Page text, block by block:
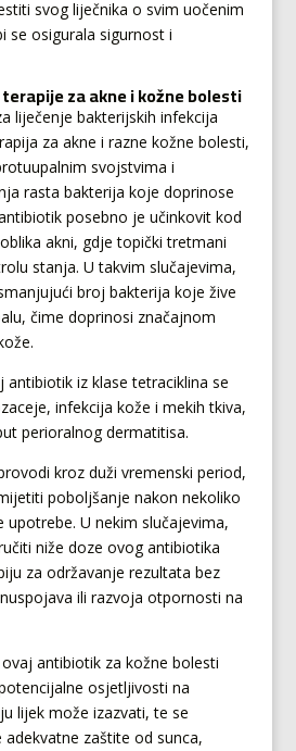
svog liječnika o svim uočenim
se osigurala sigurnost i
za akne i kožne bolesti
liječenje bakterijskih infekcija
za akne i razne kožne bolesti,
svojstvima i
rasta bakterija koje doprinose
posebno je učinkovit kod
akni, gdje topički tretmani
stanja. U takvim slučajevima,
broj bakterija koje žive
čime doprinosi značajnom
iz klase tetraciklina se
infekcija kože i mekih tkiva,
perioralnog dermatitisa.
kroz duži vremenski period,
poboljšanje nakon nekoliko
U nekim slučajevima,
niže doze ovog antibiotika
za održavanje rezultata bez
ili razvoja otpornosti na
antibiotik za kožne bolesti
osjetljivosti na
lijek može izazvati, te se
zaštite od sunca,